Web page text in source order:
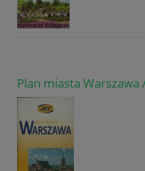
Plan miasta